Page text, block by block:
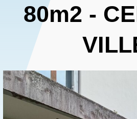
80m2 -